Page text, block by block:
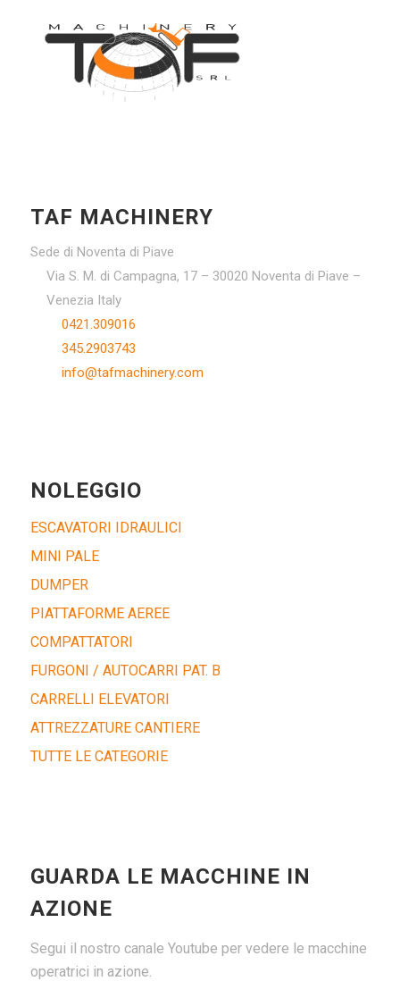
TAF MACHINERY
Sede di Noventa di Piave
Via S. M. di Campagna, 17 – 30020 Noventa di Piave –
Venezia Italy
0421.309016
345.2903743
info@tafmachinery.com
NOLEGGIO
ESCAVATORI IDRAULICI
MINI PALE
DUMPER
PIATTAFORME AEREE
COMPATTATORI
FURGONI / AUTOCARRI PAT. B
CARRELLI ELEVATORI
ATTREZZATURE CANTIERE
TUTTE LE CATEGORIE
GUARDA LE MACCHINE IN
AZIONE
Segui il nostro canale Youtube per vedere le macchine
operatrici in azione.